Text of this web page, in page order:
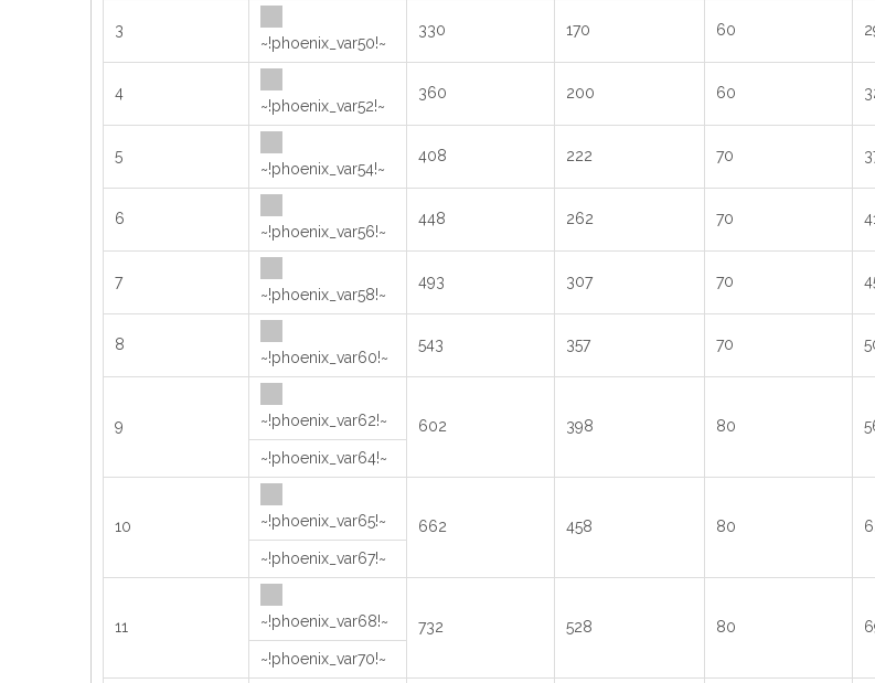
3
~!phoenix_var50!~
330 170 60
4
~!phoenix_var52!~
360 200 60
5
~!phoenix_var54!~
408 222 70
6
~!phoenix_var56!~
448 262 70
7
~!phoenix_var58!~
493 307 70
8
~!phoenix_var60!~
543 357 70
9 ~!phoenix_var62!~ 602 398 80
~!phoenix_var64!~
10 ~!phoenix_var65!~ 662 458 80
~!phoenix_var67!~
11 ~!phoenix_var68!~ 732 528 80
~!phoenix_var70!~